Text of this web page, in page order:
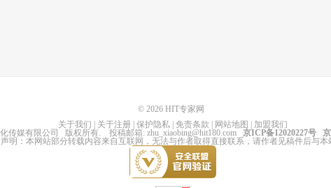
© 2026 HIT专家网
关于我们
关于注册 保护隐私 免责条款 网站地图
加盟我们
传媒有限公司 版权所有. 投稿邮箱: zhu_xiaobing@hit180.com 京ICP备12020227号
明：本网站部分转载内容来自互联网，无法与作者取得直接联系，请作者见稿件后与本